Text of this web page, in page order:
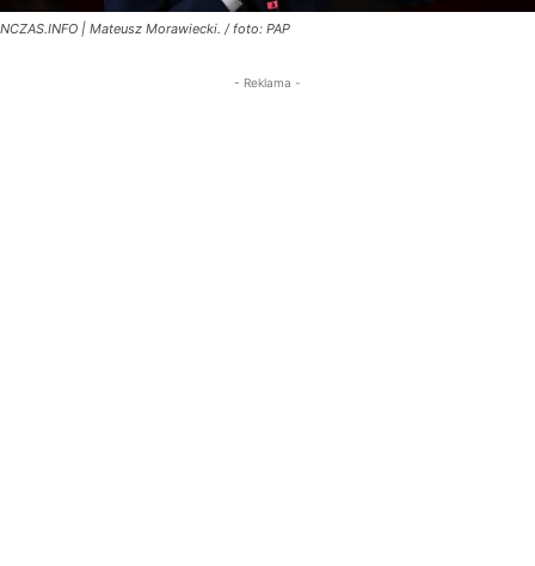
NCZAS.INFO | Mateusz Morawiecki. / foto: PAP
- Reklama -